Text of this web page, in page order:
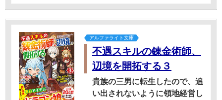
アルファライト文庫
不遇スキルの錬金術師、
辺境を開拓する３
貴族の三男に転生したので、追
い出されないように領地経営し